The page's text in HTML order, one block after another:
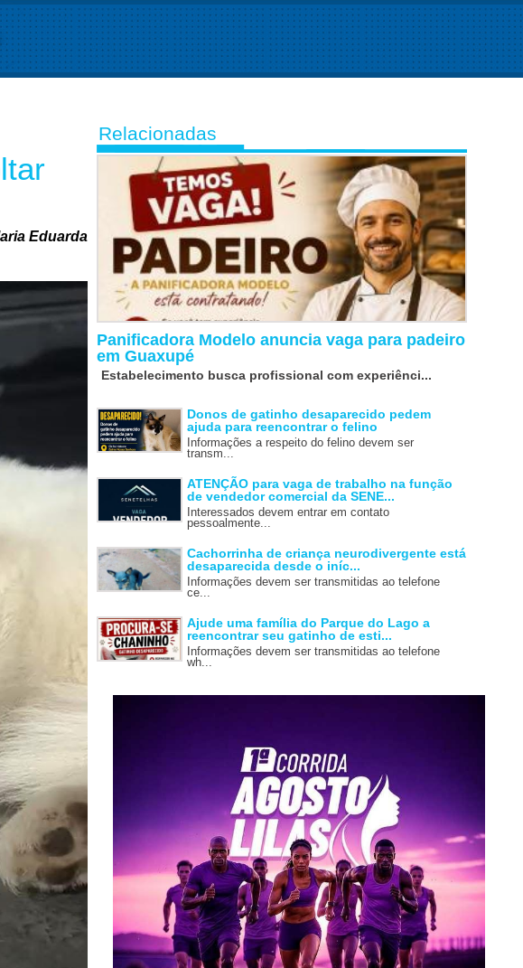
Eduarda
Relacionadas
Panificadora Modelo anuncia vaga para padeiro
em Guaxupé
Estabelecimento busca profissional com experiênci...
Donos de gatinho desaparecido pedem
ajuda para reencontrar o felino
Informações a respeito do felino devem ser
transm...
ATENÇÃO para vaga de trabalho na função
de vendedor comercial da SENE...
Interessados devem entrar em contato
pessoalmente...
Cachorrinha de criança neurodivergente está
desaparecida desde o iníc...
Informações devem ser transmitidas ao telefone
ce...
Ajude uma família do Parque do Lago a
reencontrar seu gatinho de esti...
Informações devem ser transmitidas ao telefone
wh...